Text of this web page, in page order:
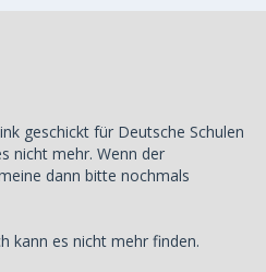
geschickt für Deutsche Schulen
nicht mehr. Wenn der
dann bitte nochmals
kann es nicht mehr finden.